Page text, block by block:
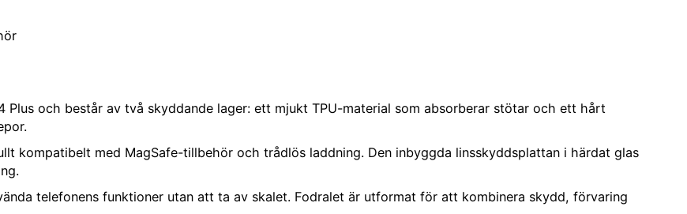
Plus och består av två skyddande lager: ett mjukt TPU-material som absorberar stötar och ett hårt
kompatibelt med MagSafe-tillbehör och trådlös laddning. Den inbyggda linsskyddsplattan i härdat glas
telefonens funktioner utan att ta av skalet. Fodralet är utformat för att kombinera skydd, förvaring